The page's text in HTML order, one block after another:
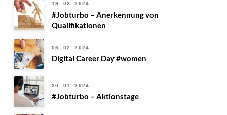
19. 02. 2024
#Jobturbo – Anerkennung von
Qualifikationen
06. 02. 2024
Digital Career Day #women
30. 01. 2024
#Jobturbo – Aktionstage